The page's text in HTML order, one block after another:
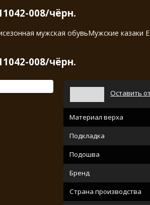
008/чёрн.
мужская обувьМужские казаки
008/чёрн.
Оставить
Материал верха
Подкладка
Подошва
Бренд
Страна производства